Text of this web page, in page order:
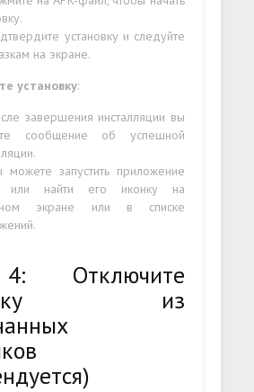
установку и следуйте
на экране.
установку:
завершения инсталляции вы
сообщение об успешной
можете запустить приложение
или найти его иконку на
экране или в списке
Отключите
из